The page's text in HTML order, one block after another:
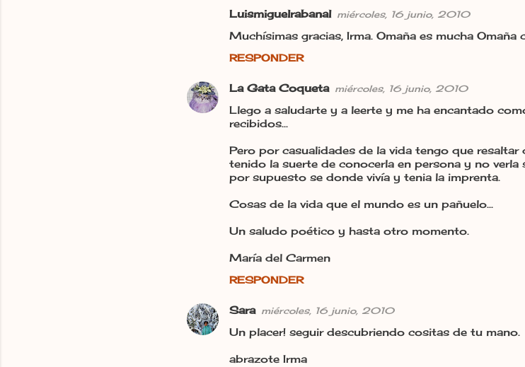
e
n
Luismiguelrabanal miércoles, 16 junio, 2010
Muchísimas gracias, Irma. Omaña es mucha Omaña
RESPONDER
La Gata Coqueta miércoles, 16 junio, 2010
Llego a saludarte y a leerte y me ha encantado
recibidos...
Pero por casualidades de la vida tengo que resaltar
tenido la suerte de conocerla en persona y no
por supuesto se donde vivía y tenia la imprenta.
Cosas de la vida que el mundo es un pañuelo...
Un saludo poético y hasta otro momento.
María del Carmen
RESPONDER
Sara miércoles, 16 junio, 2010
Un placer! seguir descubriendo cositas de tu mano.
abrazote Irma